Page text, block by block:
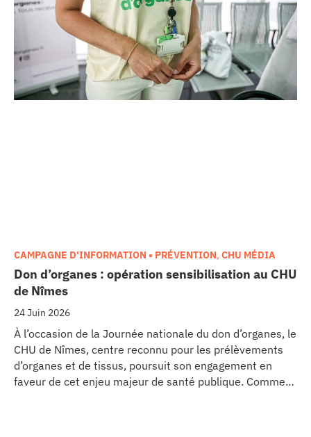
Don d’organes : opération sensibilisation au CHU
de Nîmes
24 Juin 2026
CAMPAGNE D'INFORMATION • PRÉVENTION, CHU MÉDIA
À l’occasion de la Journée nationale du don d’organes, le
CHU de Nîmes, centre reconnu pour les prélèvements
d’organes et de tissus, poursuit son engagement en
faveur de cet enjeu majeur de santé publique. Comme